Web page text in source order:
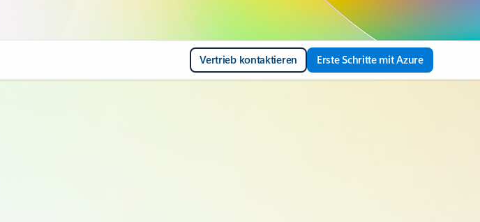
Vertrieb kontaktieren Erste Schritte mit Azure